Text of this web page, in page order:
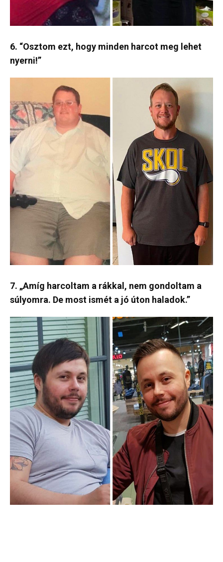
6. “Osztom ezt, hogy minden harcot meg lehet
nyerni!”
7. „Amíg harcoltam a rákkal, nem gondoltam a
súlyomra. De most ismét a jó úton haladok.”